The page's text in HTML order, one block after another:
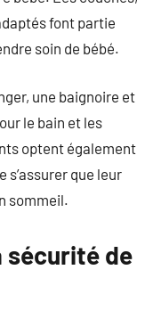
font partie
soin de bébé.
une baignoire et
le bain et les
optent également
s’assurer que leur
sommeil.
sécurité de